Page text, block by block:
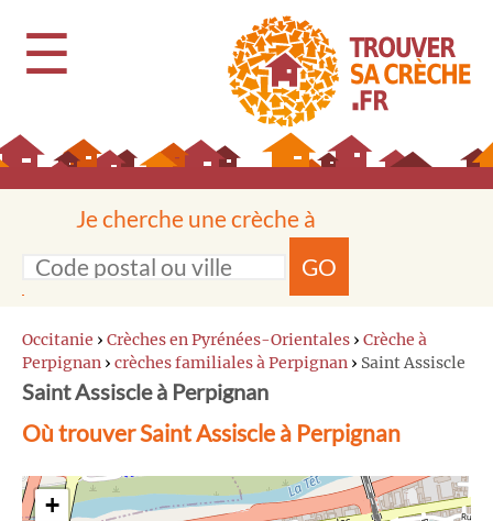
☰
Je cherche une crèche à
GO
Occitanie › Crèches en Pyrénées-Orientales › Crèche à
Perpignan › crèches familiales à Perpignan › Saint Assiscle
Saint Assiscle à Perpignan
Où trouver Saint Assiscle à Perpignan
+